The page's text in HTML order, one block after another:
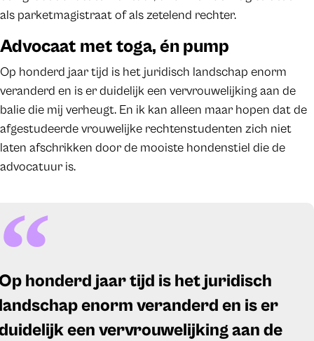
als parketmagistraat of als zetelend rechter.
Advocaat met toga, én pump
Op honderd jaar tijd is het juridisch landschap enorm
veranderd en is er duidelijk een vervrouwelijking aan de
balie die mij verheugt. En ik kan alleen maar hopen dat de
afgestudeerde vrouwelijke rechtenstudenten zich niet
laten afschrikken door de mooiste hondenstiel die de
advocatuur is.
honderd jaar tijd is het juridisch
enorm veranderd en is er
een vervrouwelijking aan de